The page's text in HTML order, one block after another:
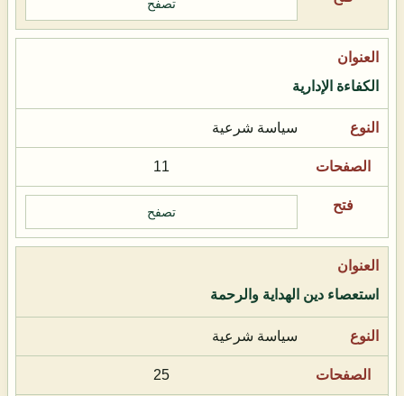
تصفح
الكفاءة الإدارية
سياسة شرعية
11
تصفح
استعصاء دين الهداية والرحمة
سياسة شرعية
25